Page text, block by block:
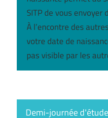
SITP de vous
À l’encontre des
votre date de
pas visible par les
Demi-journée